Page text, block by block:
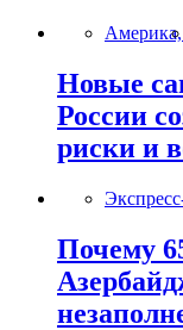
Америка,
Новые
России
риски и
Почему